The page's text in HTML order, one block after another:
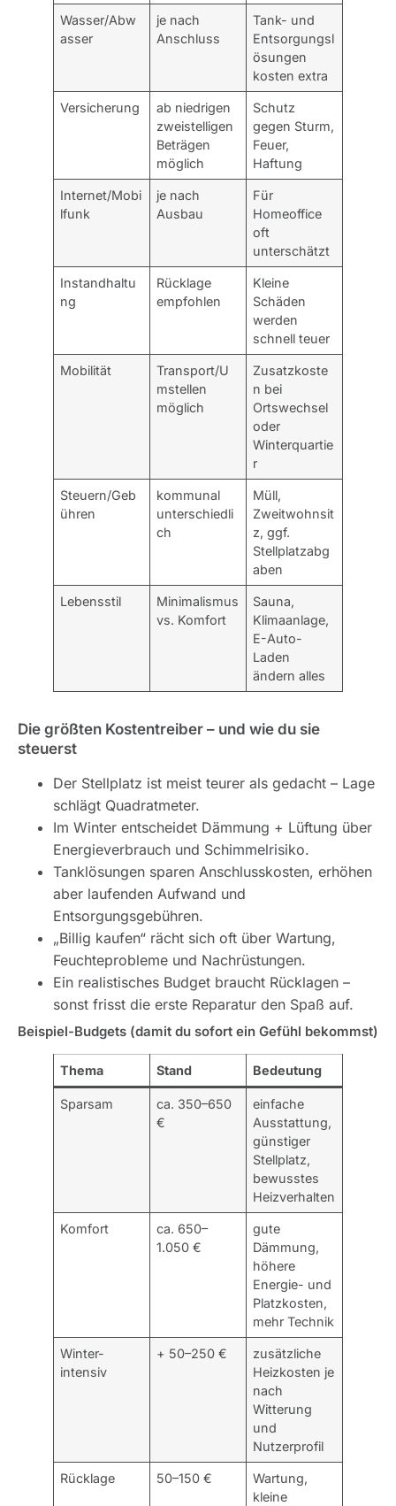
Wasser/Abw
asser
je nach
Anschluss
Tank- und
Entsorgungsl
ösungen
kosten extra
Versicherung
ab niedrigen
zweistelligen
Beträgen
möglich
Schutz
gegen Sturm,
Feuer,
Haftung
Internet/Mobi
lfunk
je nach
Ausbau
Für
Homeoffice
oft
unterschätzt
Instandhaltu
ng
Rücklage
empfohlen
Kleine
Schäden
werden
schnell teuer
Mobilität
Transport/U
mstellen
möglich
Zusatzkoste
n bei
Ortswechsel
oder
Winterquartie
r
Steuern/Geb
ühren
kommunal
unterschiedli
ch
Müll,
Zweitwohnsit
z, ggf.
Stellplatzabg
aben
Lebensstil
Minimalismus
vs. Komfort
Sauna,
Klimaanlage,
E-Auto-
Laden
ändern alles
Die größten Kostentreiber – und wie du sie
steuerst
Der Stellplatz ist meist teurer als gedacht – Lage
schlägt Quadratmeter.
Im Winter entscheidet Dämmung + Lüftung über
Energieverbrauch und Schimmelrisiko.
Tanklösungen sparen Anschlusskosten, erhöhen
aber laufenden Aufwand und
Entsorgungsgebühren.
„Billig kaufen“ rächt sich oft über Wartung,
Feuchteprobleme und Nachrüstungen.
Ein realistisches Budget braucht Rücklagen –
sonst frisst die erste Reparatur den Spaß auf.
Beispiel-Budgets (damit du sofort ein Gefühl bekommst)
Thema Stand Bedeutung
Sparsam
ca. 350–650
€
einfache
Ausstattung,
günstiger
Stellplatz,
bewusstes
Heizverhalten
Komfort
ca. 650–
1.050 €
gute
Dämmung,
höhere
Energie- und
Platzkosten,
mehr Technik
Winter-
intensiv
+ 50–250 €
zusätzliche
Heizkosten je
nach
Witterung
und
Nutzerprofil
Rücklage 50–150 €
Wartung,
kleine